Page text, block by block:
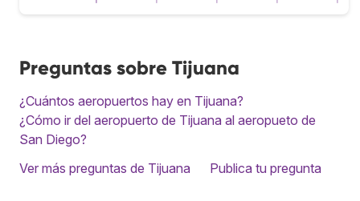
Preguntas sobre Tijuana
¿Cuántos aeropuertos hay en Tijuana?
¿Cómo ir del aeropuerto de Tijuana al aeropueto de
San Diego?
Ver más preguntas de Tijuana
Publica tu pregunta